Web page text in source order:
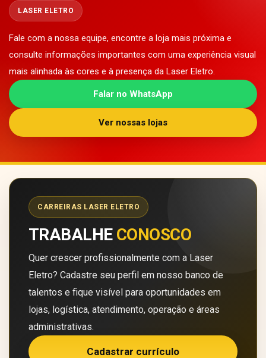
LASER ELETRO
Fale com a nossa equipe, encontre a loja mais próxima e
consulte informações importantes com uma experiência visual
mais alinhada às cores e à presença da Laser Eletro.
Falar no WhatsApp
Ver nossas lojas
CARREIRAS LASER ELETRO
TRABALHE CONOSCO
Quer crescer profissionalmente com a Laser
Eletro? Cadastre seu perfil em nosso banco de
talentos e fique visível para oportunidades em
lojas, logística, atendimento, operação e áreas
administrativas.
Cadastrar currículo